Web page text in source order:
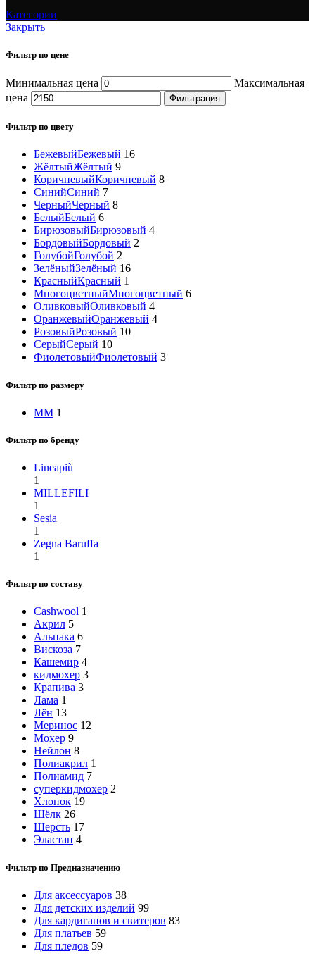
Категории
Закрыть
Фильтр по цене
Минимальная цена
Максимальная
цена
Фильтрация
Фильтр по цвету
БежевыйБежевый 16
ЖёлтыйЖёлтый 9
КоричневыйКоричневый 8
СинийСиний 7
ЧерныйЧерный 8
БелыйБелый 6
БирюзовыйБирюзовый 4
БордовыйБордовый 2
ГолубойГолубой 2
ЗелёныйЗелёный 16
КрасныйКрасный 1
МногоцветныйМногоцветный 6
ОливковыйОливковый 4
ОранжевыйОранжевый 4
РозовыйРозовый 10
СерыйСерый 10
ФиолетовыйФиолетовый 3
Фильтр по размеру
MM 1
Фильтр по бренду
Lineapiù
1
MILLEFILI
1
Sesia
1
Zegna Baruffa
1
Фильтр по составу
Cashwool 1
Акрил 5
Альпака 6
Вискоза 7
Кашемир 4
кидмохер 3
Крапива 3
Лама 1
Лён 13
Меринос 12
Мохер 9
Нейлон 8
Полиакрил 1
Полиамид 7
суперкидмохер 2
Хлопок 19
Шёлк 26
Шерсть 17
Эластан 4
Фильтр по Предназначению
Для аксессуаров 38
Для детских изделий 99
Для кардиганов и свитеров 83
Для платьев 59
Для пледов 59